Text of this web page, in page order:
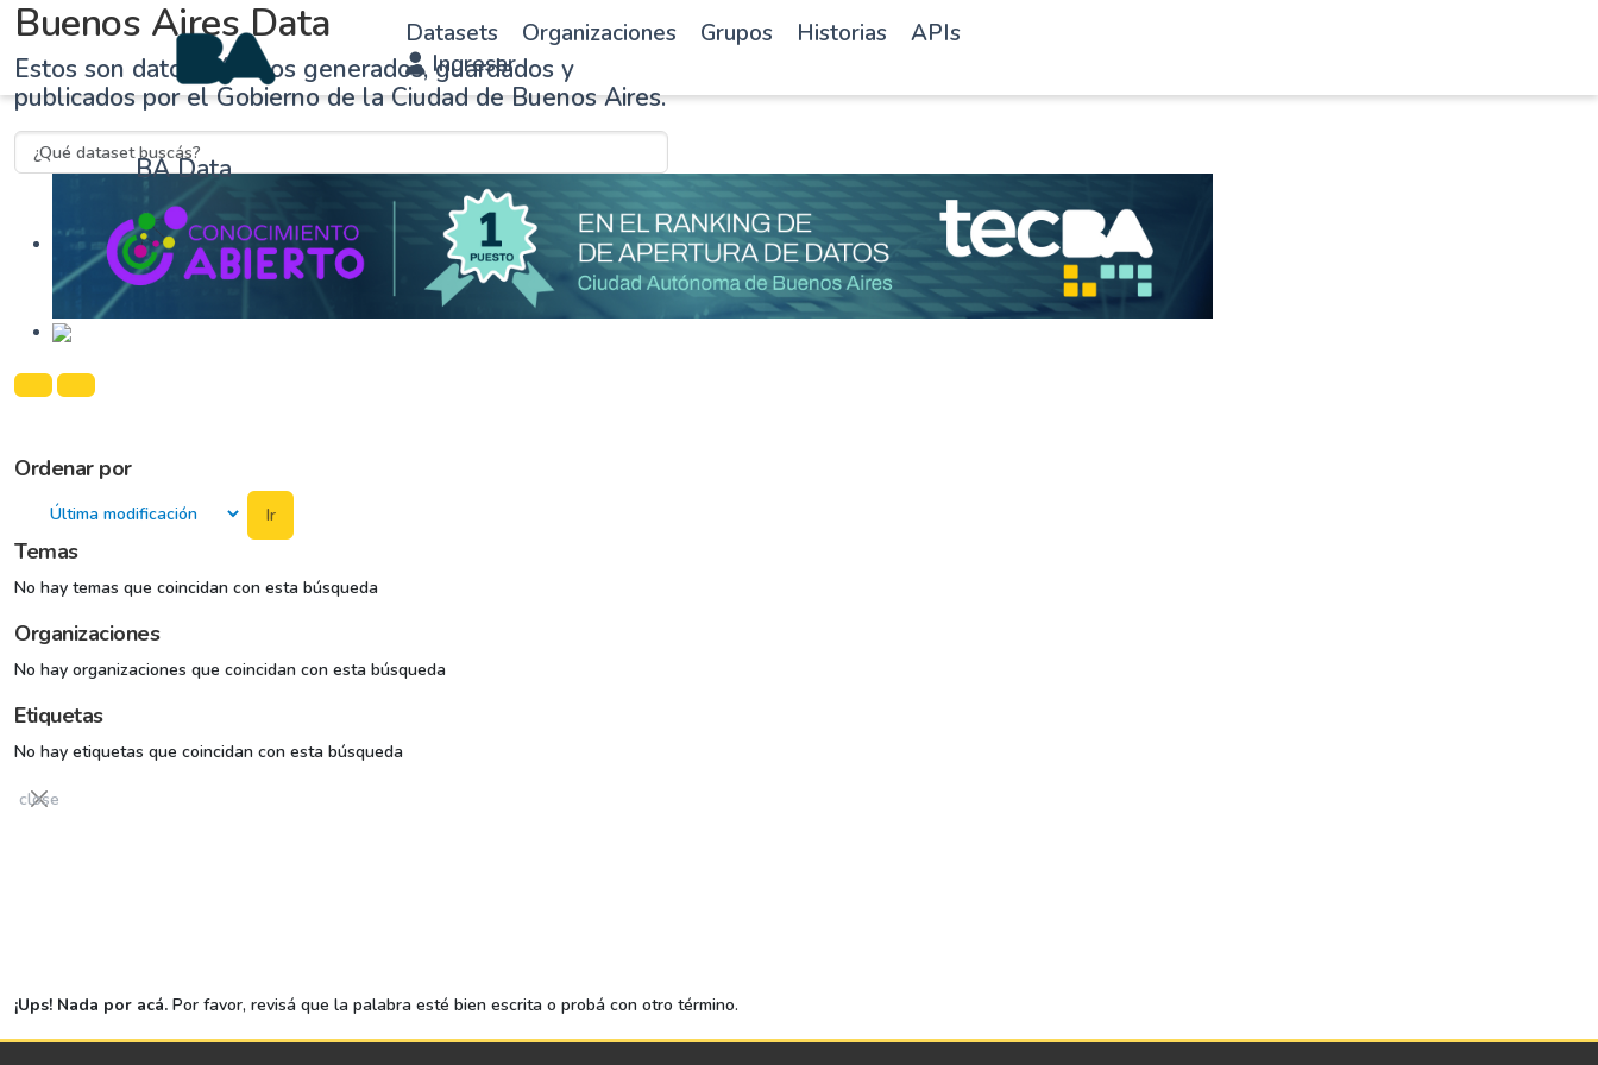
BA Data
Datasets Organizaciones Grupos Historias
APIs
Ingresar
Buenos Aires Data
Estos son datos públicos generados, guardados y
publicados por el Gobierno de la Ciudad de Buenos Aires.
Ordenar por
Ir
Temas
No hay temas que coincidan con esta búsqueda
Organizaciones
No hay organizaciones que coincidan con esta búsqueda
Etiquetas
No hay etiquetas que coincidan con esta búsqueda
close
¡Ups! Nada por acá. Por favor, revisá que la palabra esté bien escrita o probá con otro término.